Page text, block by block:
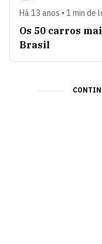
Há 13 anos • 1 min de
Os 50 carros
Brasil